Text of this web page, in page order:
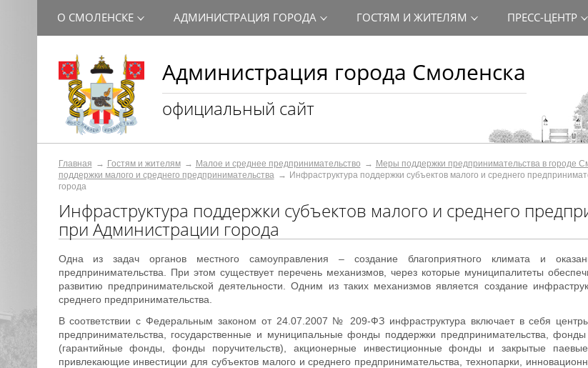
Администрация города Смоленска
официальный сайт
О СМОЛЕНСКЕ АДМИНИСТРАЦИЯ ГОРОДА ГОСТЯМ И ЖИТЕЛЯМ ПРЕСС-ЦЕНТР
Главная Гостям и жителям Малое и среднее предпринимательство Меры поддержки предпринимательства в городе
поддержки малого и среднего предпринимательства
Инфраструктура поддержки субъектов малого и среднего
города
Инфраструктура поддержки субъектов малого и среднего
при Администрации города
Одна из задач органов местного самоуправления – создание благоприятного климата и
предпринимательства. При этом существует перечень механизмов, через которые муниципалитеты
развитию предпринимательской деятельности. Одним из таких механизмов является создание
среднего предпринимательства.
В соответствии с Федеральным законом от 24.07.2007 № 209-ФЗ инфраструктура включает в себя
предпринимательства, государственные и муниципальные фонды поддержки предпринимательства, фонды
(гарантийные фонды, фонды поручительств), акционерные инвестиционные фонды и закрытые
привлекающие инвестиции для субъектов малого и среднего предпринимательства, технопарки,